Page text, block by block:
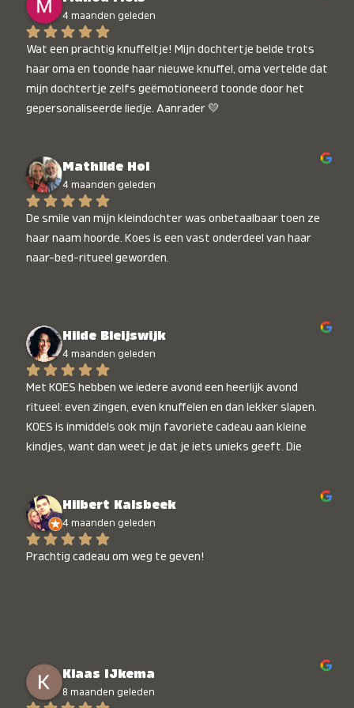
4 maanden geleden
Wat een prachtig knuffeltje! Mijn dochtertje belde trots
haar oma en toonde haar nieuwe knuffel, oma vertelde dat
mijn dochtertje zelfs geëmotioneerd toonde door het
gepersonaliseerde liedje. Aanrader 💛
Mathilde Hol
4 maanden geleden
De smile van mijn kleindochter was onbetaalbaar toen ze
haar naam hoorde. Koes is een vast onderdeel van haar
naar-bed-ritueel geworden.
Hilde Bleijswijk
4 maanden geleden
Met KOES hebben we iedere avond een heerlijk avond
ritueel: even zingen, even knuffelen en dan lekker slapen.
KOES is inmiddels ook mijn favoriete cadeau aan kleine
kindjes, want dan weet je dat je iets unieks geeft. Die
Hilbert Kalsbeek
4 maanden geleden
Prachtig cadeau om weg te geven!
Klaas IJkema
8 maanden geleden